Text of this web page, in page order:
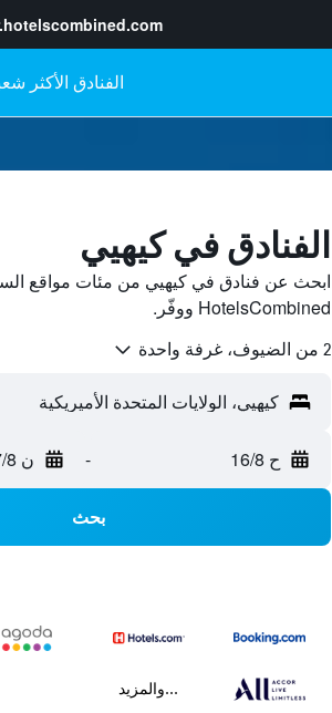
الفنادق في كيهيي
ابحث عن فنادق في كيهيي من مئات مواقع
HotelsCombined ووفّر.
2 من الضيوف، غرفة واحدة
ح 16/8 - ن 17/8
بحث
...والمزيد